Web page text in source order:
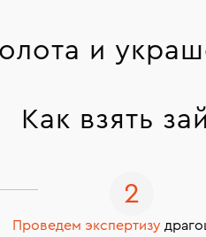
и
Как взять
Проведем экспертизу